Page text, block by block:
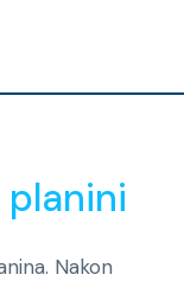
Nakon